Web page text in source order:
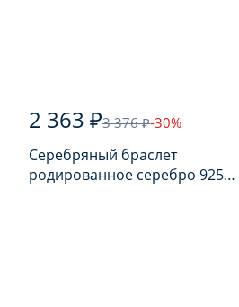
2 363 ₽3 376 ₽-30%
Серебряный браслет
родированное серебро 925